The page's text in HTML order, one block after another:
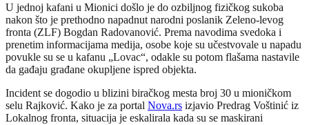
U jednoj kafani u Mionici došlo je do ozbiljnog fizičkog sukoba
nakon što je prethodno napadnut narodni poslanik Zeleno-levog
fronta (ZLF) Bogdan Radovanović. Prema navodima svedoka i
prenetim informacijama medija, osobe koje su učestvovale u napadu
povukle su se u kafanu „Lovac“, odakle su potom flašama nastavile
da gađaju građane okupljene ispred objekta.
Incident se dogodio u blizini biračkog mesta broj 30 u mioničkom
selu Rajković. Kako je za portal Nova.rs izjavio Predrag Voštinić iz
Lokalnog fronta, situacija je eskalirala kada su se maskirani